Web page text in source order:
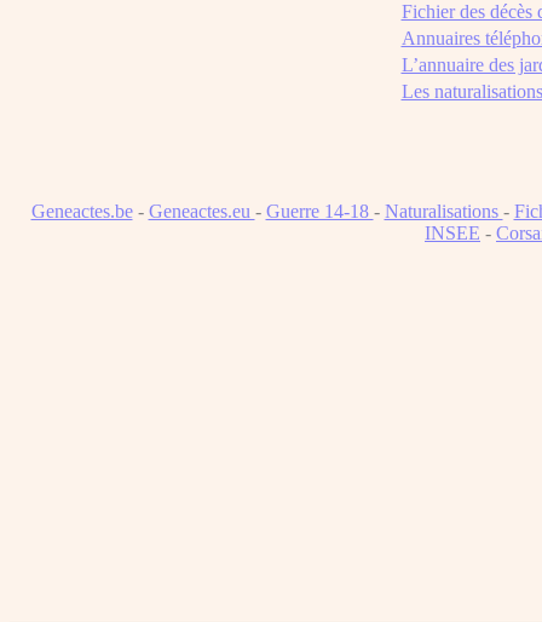
Fichier des décès
Annuaires
L’annuaire des
Les
Geneactes.be- Geneactes.eu - Guerre 14-18 - Naturalisations -
INSEE -